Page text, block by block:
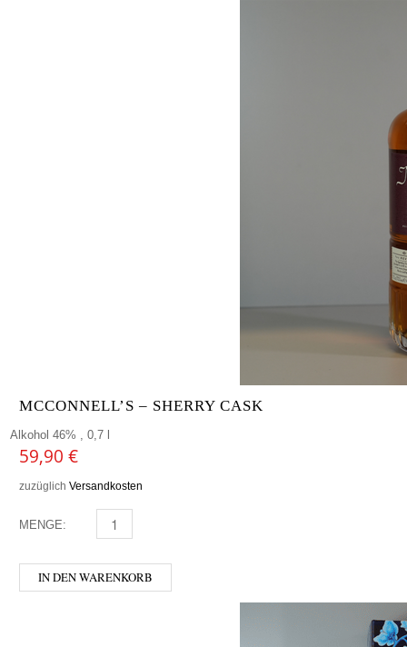
MCCONNELL’S – SHERRY CASK
Alkohol 46% , 0,7 l
59,90 €
zuzüglich Versandkosten
MENGE: MCCONNELL’S - SHERRY CASK MENGE
IN DEN WARENKORB